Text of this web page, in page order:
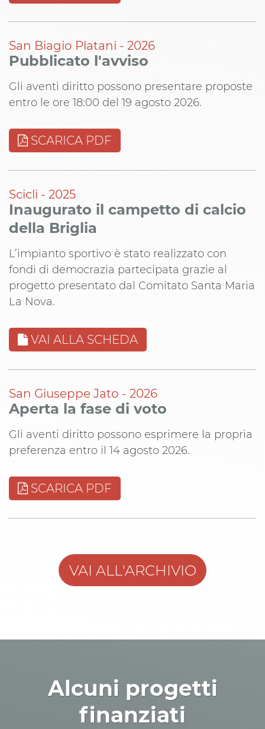
San Biagio Platani - 2026
Pubblicato l'avviso
Gli aventi diritto possono presentare proposte
entro le ore 18:00 del 19 agosto 2026.
SCARICA PDF
Scicli - 2025
Inaugurato il campetto di calcio
della Briglia
L’impianto sportivo è stato realizzato con
fondi di democrazia partecipata grazie al
progetto presentato dal Comitato Santa Maria
La Nova.
VAI ALLA SCHEDA
San Giuseppe Jato - 2026
Aperta la fase di voto
Gli aventi diritto possono esprimere la propria
preferenza entro il 14 agosto 2026.
SCARICA PDF
VAI ALL'ARCHIVIO
Alcuni progetti
finanziati